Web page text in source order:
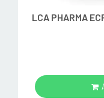
LCA PHARMA